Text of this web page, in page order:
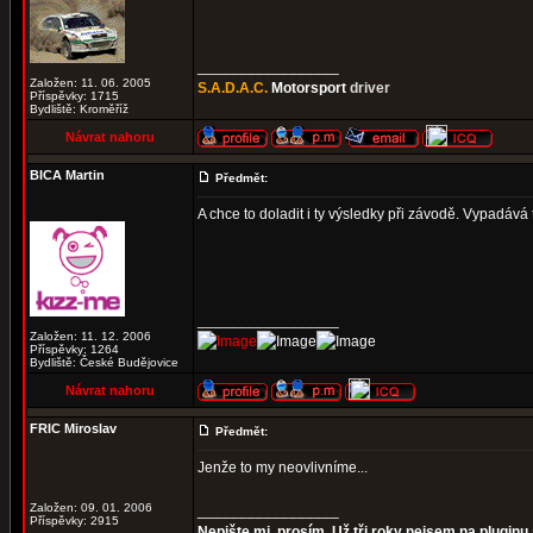
Založen: 11. 06. 2005
Příspěvky: 1715
Bydliště: Kroměříž
S.A.D.A.C. Motorsport driver
Návrat nahoru
BICA Martin
Založen: 11. 12. 2006
Příspěvky: 1264
Bydliště: České Budějovice
Předmět:
A chce to doladit i ty výsledky při závodě. Vypadává
Návrat nahoru
FRIC Miroslav
Založen: 09. 01. 2006
Příspěvky: 2915
Předmět:
Jenže to my neovlivníme...